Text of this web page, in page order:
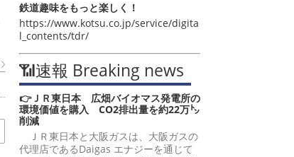
鉄道趣味をもっと楽しく！
https://www.kotsu.co.jp/service/digita
l_contents/tdr/
📶速報 Breaking news
👉ＪＲ東日本 広畑バイオマス発電所の
環境価値を購入 CO2排出量を約22万㌧
削減
ＪＲ東日本と大阪ガスは、大阪ガスの
代理店であるDaigas エナジーを通じて